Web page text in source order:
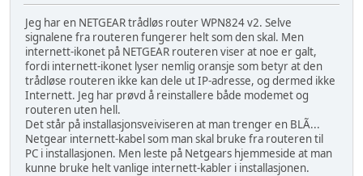
Jeg har en NETGEAR trådløs router WPN824 v2. Selve
signalene fra routeren fungerer helt som den skal. Men
internett-ikonet på NETGEAR routeren viser at noe er galt,
fordi internett-ikonet lyser nemlig oransje som betyr at den
trådløse routeren ikke kan dele ut IP-adresse, og dermed ikke
Internett. Jeg har prøvd å reinstallere både modemet og
routeren uten hell.
Det står på installasjonsveiviseren at man trenger en BLÃ...
Netgear internett-kabel som man skal bruke fra routeren til
PC i installasjonen. Men leste på Netgears hjemmeside at man
kunne bruke helt vanlige internett-kabler i installasjonen.